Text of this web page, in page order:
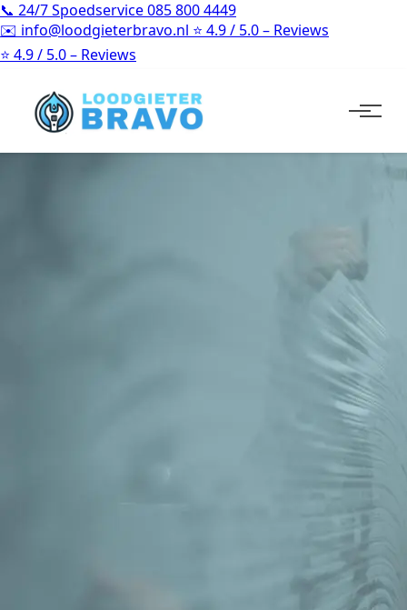
📞 24/7 Spoedservice085 800 4449
✉️ info@loodgieterbravo.nl ⭐ 4.9 / 5.0 – Reviews
⭐ 4.9 / 5.0 – Reviews